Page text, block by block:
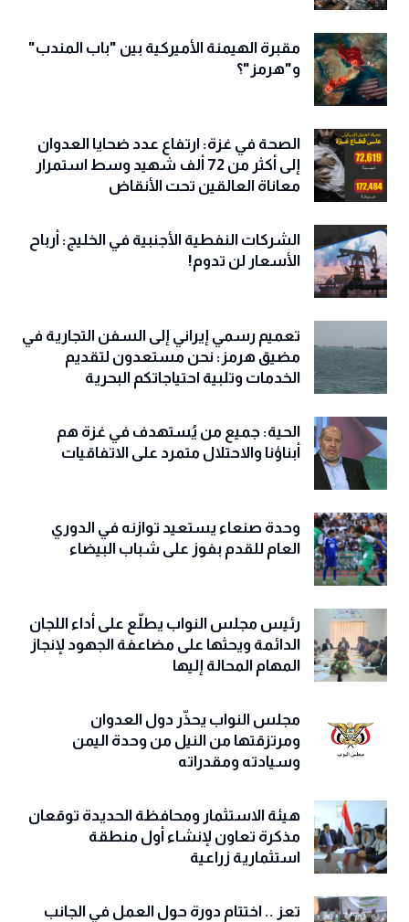
مقبرة الهيمنة الأميركية بين "باب المندب"
و"هرمز"؟
الصحة في غزة: ارتفاع عدد ضحايا العدوان
إلى أكثر من 72 ألف شهيد وسط استمرار
معاناة العالقين تحت الأنقاض
الشركات النفطية الأجنبية في الخليج: أرباح
الأسعار لن تدوم!
تعميم رسمي إيراني إلى السفن التجارية في
مضيق هرمز: نحن مستعدون لتقديم
الخدمات وتلبية احتياجاتكم البحرية
الحية: جميع من يُستهدف في غزة هم
أبناؤنا والاحتلال متمرد على الاتفاقيات
وحدة صنعاء يستعيد توازنه في الدوري
العام للقدم بفوز على شباب البيضاء
رئيس مجلس النواب يطلّع على أداء اللجان
الدائمة ويحثها على مضاعفة الجهود لإنجاز
المهام المحالة إليها
مجلس النواب يحذّّر دول العدوان
ومرتزقتها من النيل من وحدة اليمن
وسيادته ومقدراته
هيئة الاستثمار ومحافظة الحديدة توقعان
مذكرة تعاون لإنشاء أول منطقة
استثمارية زراعية
تعز .. اختتام دورة حول العمل في الجانب